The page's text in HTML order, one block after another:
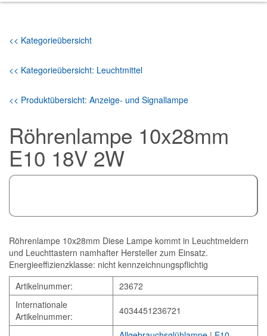
<< Kategorieübersicht
<< Kategorieübersicht: Leuchtmittel
<< Produktübersicht: Anzeige- und Signallampe
Röhrenlampe 10x28mm
E10 18V 2W
Röhrenlampe 10x28mm Diese Lampe kommt in Leuchtmeldern
und Leuchttastern namhafter Hersteller zum Einsatz.
Energieeffizienzklasse: nicht kennzeichnungspflichtig
Artikelnummer:
23672
Internationale
Artikelnummer:
4034451236721